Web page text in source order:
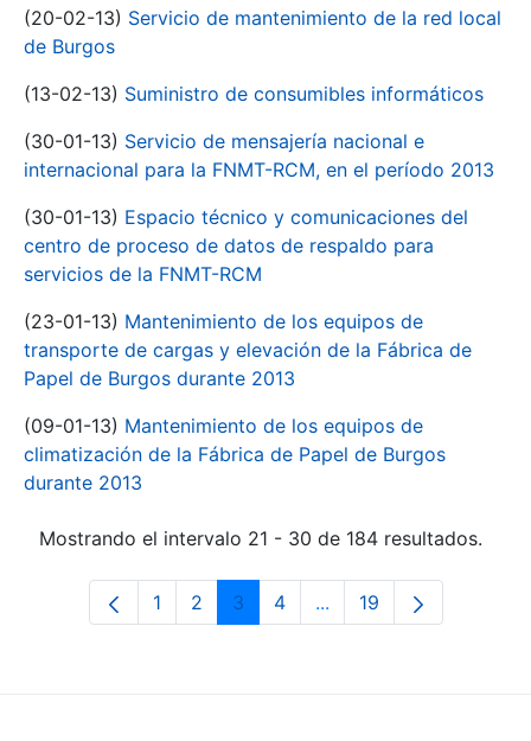
(20-02-13) Servicio de mantenimiento de la red local
de Burgos
(13-02-13) Suministro de consumibles informáticos
(30-01-13) Servicio de mensajería nacional e
internacional para la FNMT-RCM, en el período 2013
(30-01-13) Espacio técnico y comunicaciones del
centro de proceso de datos de respaldo para
servicios de la FNMT-RCM
(23-01-13) Mantenimiento de los equipos de
transporte de cargas y elevación de la Fábrica de
Papel de Burgos durante 2013
(09-01-13) Mantenimiento de los equipos de
climatización de la Fábrica de Papel de Burgos
durante 2013
Mostrando el intervalo 21 - 30 de 184 resultados.
Página
1 Página
2 Página
3 Página
4 ...Páginas intermedias
Página
19